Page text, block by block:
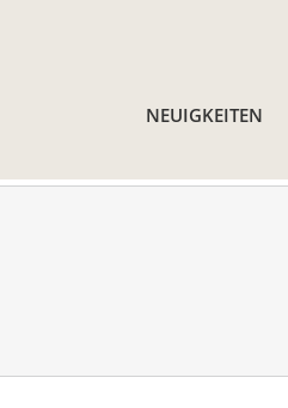
NEUIGKEITEN